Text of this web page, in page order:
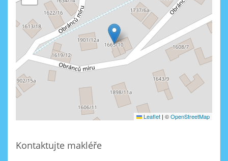
Leaflet | ©OpenStreetMap
Kontaktujte makléře